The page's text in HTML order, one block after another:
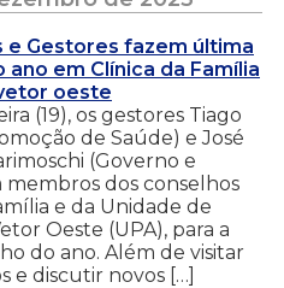
e Gestores fazem última
ano em Clínica da Família
oeste
(19), os gestores Tiago
de Saúde) e José
(Governo e
membros dos conselhos
e da Unidade de
Oeste (UPA), para a
do ano. Além de visitar
e discutir novos […]